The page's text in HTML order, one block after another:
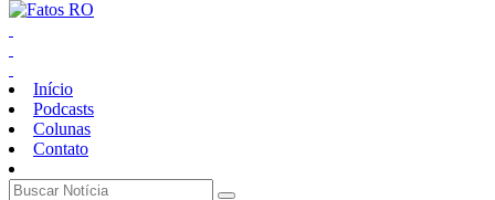
Início
Podcasts
Colunas
Contato